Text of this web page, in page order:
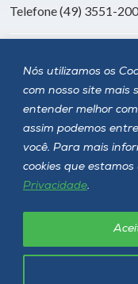
Nós utilizamos os
com nosso site mais
entender melhor
assim podemos
você. Para mais
cookies que
Privacidade.
Telefone (49) 3551-
Siga a Unoesc
Unoesc © 2026 - Todos os
Política de privacidade